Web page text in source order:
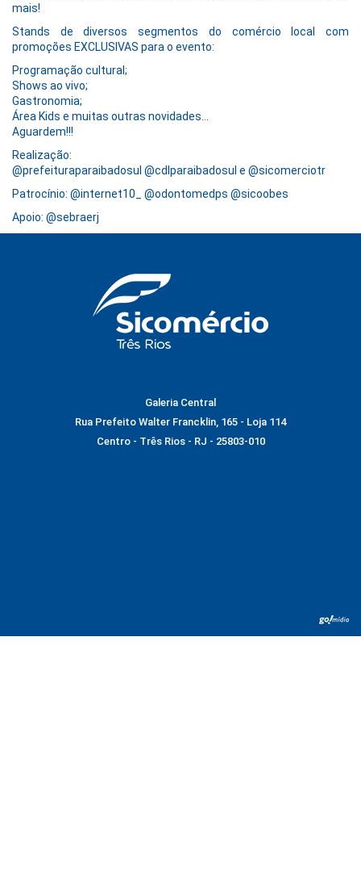
mais!
Stands de diversos segmentos do comércio local com
promoções EXCLUSIVAS para o evento:
Programação cultural;
Shows ao vivo;
Gastronomia;
Área Kids e muitas outras novidades…
Aguardem!!!
Realização:
@prefeituraparaibadosul @cdlparaibadosul e @sicomerciotr
Patrocínio: @internet10_ @odontomedps @sicoobes
Apoio: @sebraerj
Galeria Central
Rua Prefeito Walter Francklin, 165 - Loja 114
Centro - Três Rios - RJ - 25803-010